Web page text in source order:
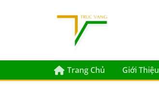
Trang Chủ Giới Thiệu